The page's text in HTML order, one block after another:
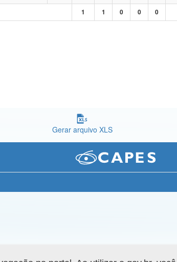
1 1 0 0 0
Gerar arquivo XLS